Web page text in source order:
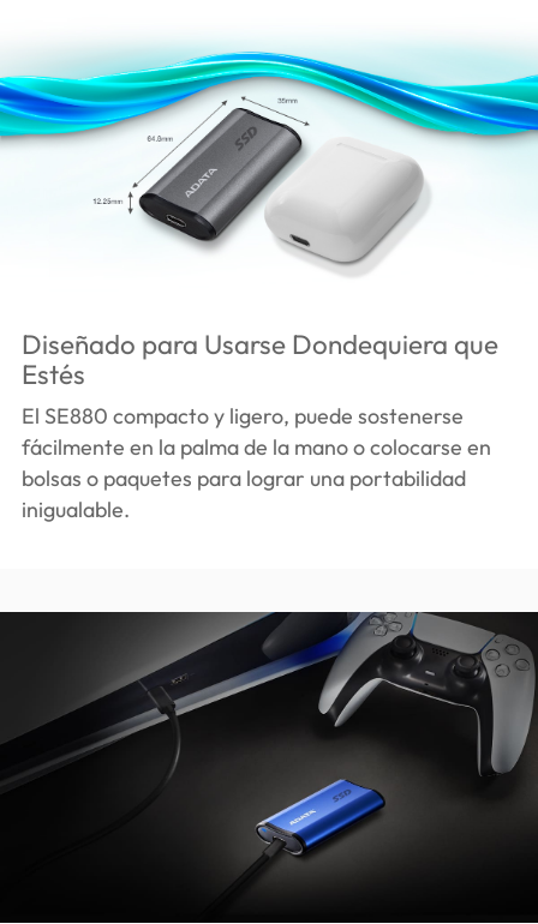
Diseñado para Usarse Dondequiera que
Estés
El SE880 compacto y ligero, puede sostenerse
fácilmente en la palma de la mano o colocarse en
bolsas o paquetes para lograr una portabilidad
inigualable.